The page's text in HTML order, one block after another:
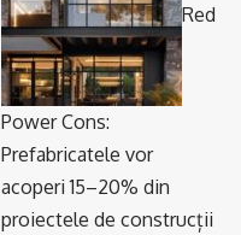
Red
Power Cons:
Prefabricatele vor
acoperi 15–20% din
proiectele de construcții